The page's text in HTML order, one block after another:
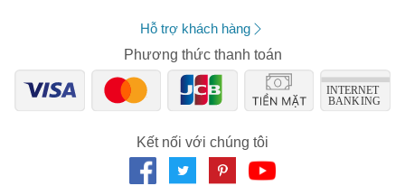
Hỗ trợ khách hàng
Phương thức thanh toán
Kết nối với chúng tôi
XXX-XXXX
Số lần áp dụng:
Chỉ áp dụng cho gian hàng: